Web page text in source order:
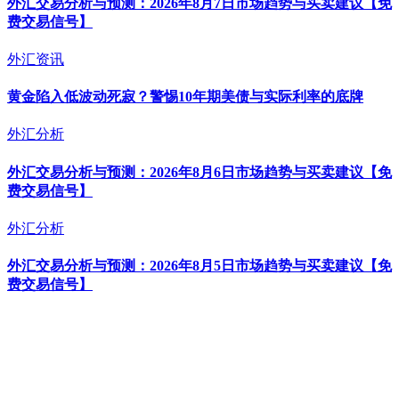
费交易信号】
外汇资讯
黄金陷入低波动死寂？警惕10年期美债与实际利率的底牌
外汇分析
外汇交易分析与预测：2026年8月6日市场趋势与买卖建议【免
费交易信号】
外汇分析
外汇交易分析与预测：2026年8月5日市场趋势与买卖建议【免
费交易信号】